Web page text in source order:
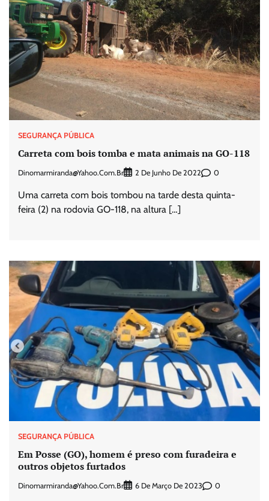
SEGURANÇA PÚBLICA
Carreta com bois tomba e mata animais na GO-118
Dinomarmiranda@yahoo.com.br 2 De Junho De 2022 0
Uma carreta com bois tombou na tarde desta quinta-
feira (2) na rodovia GO-118, na altura […]
SEGURANÇA PÚBLICA
Em Posse (GO), homem é preso com furadeira e
outros objetos furtados
Dinomarmiranda@yahoo.com.br 6 De Março De 2023 0